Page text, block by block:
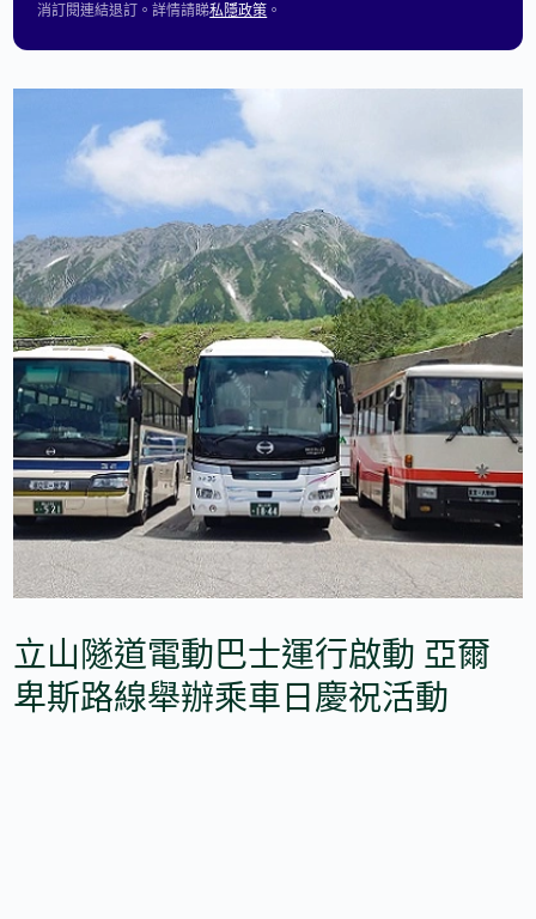
消訂閱連結退訂。詳情請睇私隱政策 。
立山隧道電動巴士運行啟動 亞爾
卑斯路線舉辦乘車日慶祝活動